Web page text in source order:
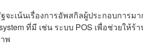
จะเน้นเรื่องการอัพสกิลผู้ประกอบการ
ที่มี เช่น ระบบ POS เพื่อช่วยให้
พ